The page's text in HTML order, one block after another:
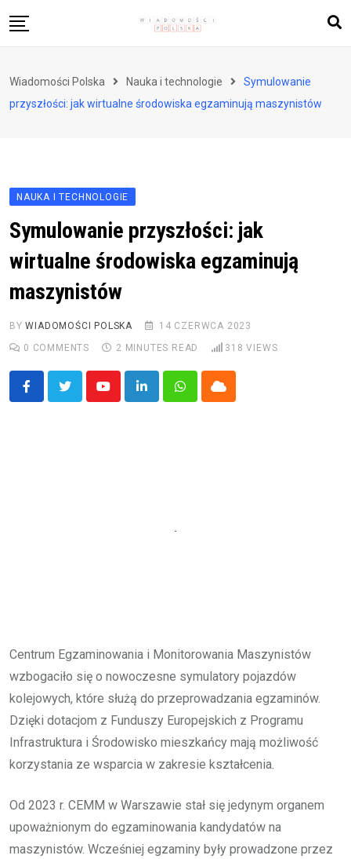
to
Zdrowie i styl życia
Wiadomości Polska Nauka i technologie
Symulowanie
przyszłości: jak wirtualne środowiska egzaminują maszynistów
NAUKA I TECHNOLOGIE
Symulowanie przyszłości: jak
wirtualne środowiska egzaminują
maszynistów
BYWIADOMOŚCI POLSKA
14 CZERWCA 2023
0 COMMENTS 2 MINUTES READ 318 VIEWS
YoutubeLinkedInWhatsappCloud
Centrum Egzaminowania i Monitorowania Maszynistów
wzbogaciło się o nowoczesne symulatory pojazdów
kolejowych, które służą do przeprowadzania egzaminów.
Dzięki dotacjom z Funduszy Europejskich z Programu
Infrastruktura i Środowisko mieszkańcy mają możliwość
korzystania ze wsparcia w zakresie kształcenia.
Od 2023 r. CEMM w Warszawie stał się jedynym organem
upoważnionym do egzaminowania kandydatów na
maszynistów. Wcześniej egzaminy były prowadzone przez